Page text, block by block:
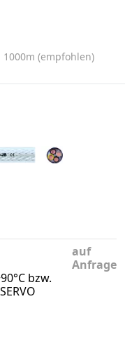
1000m (empfohlen)
bzw.
auf
Anfrage